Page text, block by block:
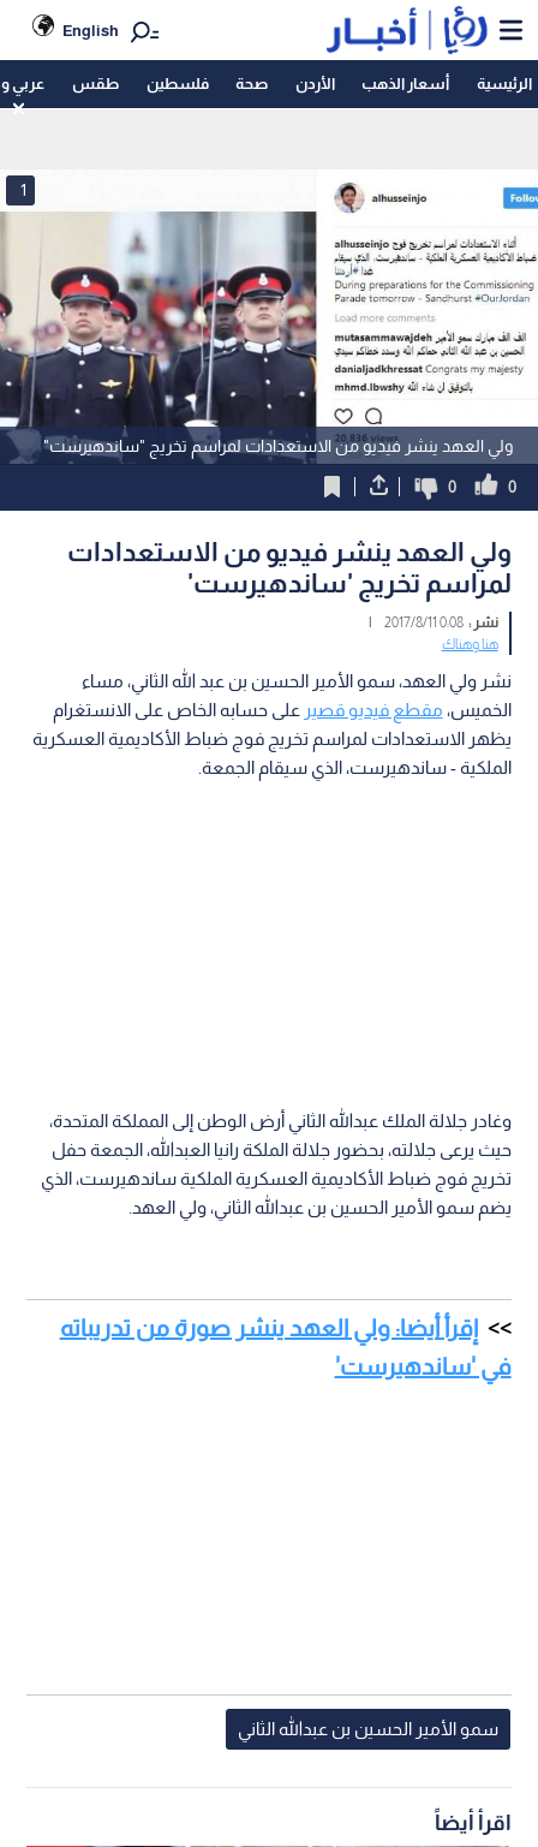
English
الرئيسية أسعار الذهب الأردن صحة فلسطين طقس عربي
ولي العهد ينشر فيديو من الاستعدادات لمراسم تخريج "ساندهيرست"
1
0
0
ولي العهد ينشر فيديو من الاستعدادات
لمراسم تخريج 'ساندهيرست'
نشر :0:08 2017/8/11
|
هنا وهناك
نشر ولي العهد، سمو الأمير الحسين بن عبد الله الثاني، مساء
الخميس، مقطع فيديو قصير على حسابه الخاص على الانستغرام
يظهر الاستعدادات لمراسم تخريج فوج ضباط الأكاديمية العسكرية
الملكية - ساندهيرست، الذي سيقام الجمعة.
وغادر جلالة الملك عبدالله الثاني أرض الوطن إلى المملكة المتحدة،
حيث يرعى جلالته، بحضور جلالة الملكة رانيا العبدالله، الجمعة حفل
تخريج فوج ضباط الأكاديمية العسكرية الملكية ساندهيرست، الذي
يضم سمو الأمير الحسين بن عبدالله الثاني، ولي العهد.
إقرأ أيضا: ولي العهد ينشر صورة من تدريباته
في 'ساندهيرست'
سمو الأمير الحسين بن عبدالله الثاني
اقرأ أيضاً